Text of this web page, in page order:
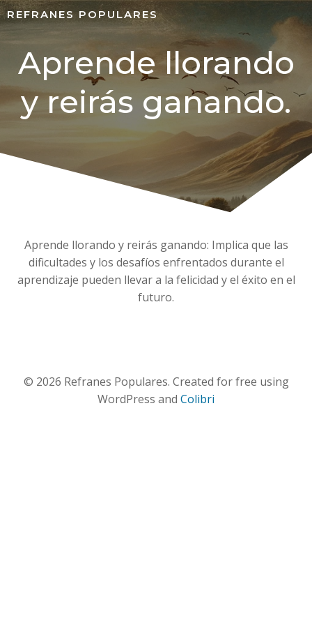
REFRANES POPULARES
Aprende llorando
y reirás ganando.
Aprende llorando y reirás ganando: Implica que las
dificultades y los desafíos enfrentados durante el
aprendizaje pueden llevar a la felicidad y el éxito en el
futuro.
© 2026 Refranes Populares. Created for free using
WordPress and Colibri